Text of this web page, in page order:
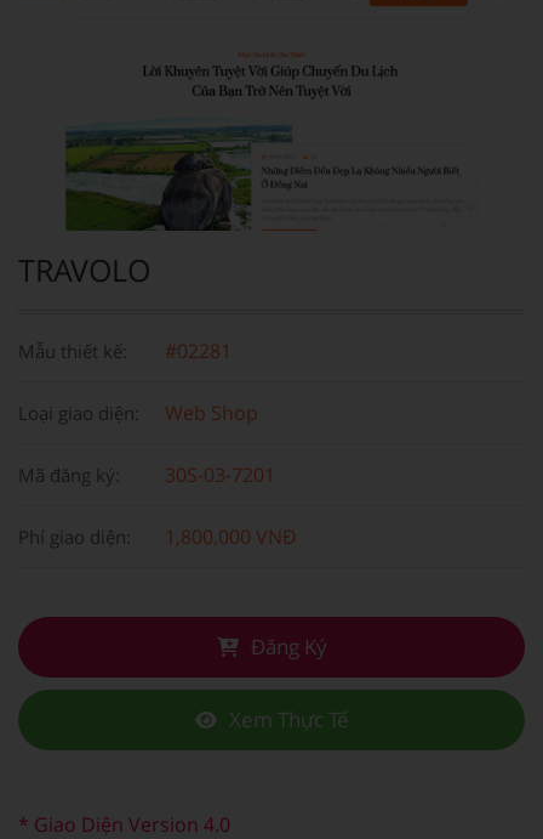
TRAVOLO
Mẫu thiết kế: #02281
Loại giao diện: Web Shop
Mã đăng ký: 30S-03-7201
Phí giao diện: 1,800,000 VNĐ
Đăng Ký
Xem Thực Tế
* Giao Diện Version 4.0